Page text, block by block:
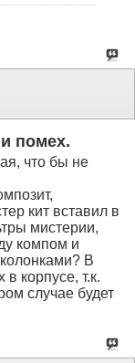
помех.
что бы не
кит вставил в
мистерии,
компом и
В
корпусе, т.к.
случае будет